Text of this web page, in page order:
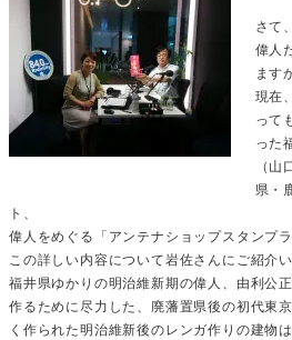
さて
偉人
ます
現在
って
った
（
県・
ト、
偉人をめぐる「アンテナショップスタンプ
この詳しい内容について岩佐さんにご紹介
福井県ゆかりの明治維新期の偉人、由利公
作るために尽力した、廃藩置県後の初代東
く作られた明治維新後のレンガ作りの建物